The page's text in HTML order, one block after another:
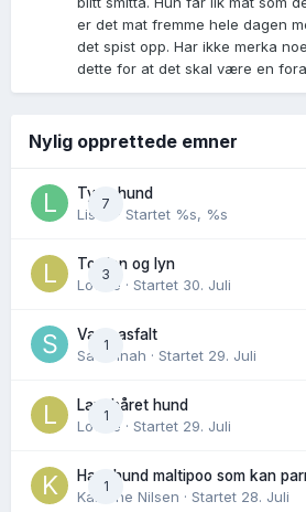
er det mat fremme hele dagen
det spist opp. Har ikke merka
dette for at det skal være en
Nylig opprettede emner
7
Tynn hund
Lisen
· Startet %s, %s
3
Torden og lyn
Lovise · Startet 30. Juli
1
Varm asfalt
Savannah · Startet 29. Juli
1
Langhåret hund
Lovise · Startet 29. Juli
1
Hannhund maltipoo som kan
Karoline Nilsen · Startet 28. Juli